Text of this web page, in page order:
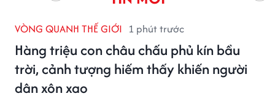
VÒNG QUANH THẾ GIỚI 1 phút trước
Hàng triệu con châu chấu phủ kín bầu
trời, cảnh tượng hiếm thấy khiến người
dân xôn xao